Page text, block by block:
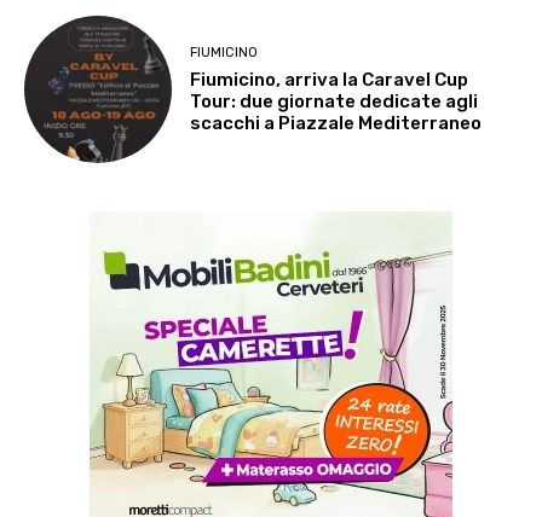
FIUMICINO
Fiumicino, arriva la Caravel Cup
Tour: due giornate dedicate agli
scacchi a Piazzale Mediterraneo